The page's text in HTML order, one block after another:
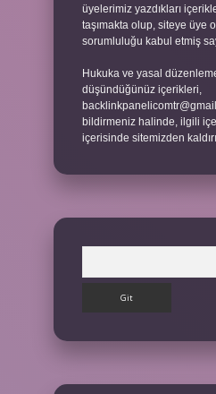
üyelerimiz yazdıkları
taşımakta olup, siteye üye
sorumluluğu kabul etmiş
Hukuka ve yasal
düşündüğünüz içerikleri,
bildirmeniz halinde, ilgili
içerisinde sitemizden